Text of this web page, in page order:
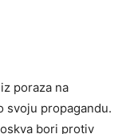
poraza na
svoju propagandu.
bori protiv